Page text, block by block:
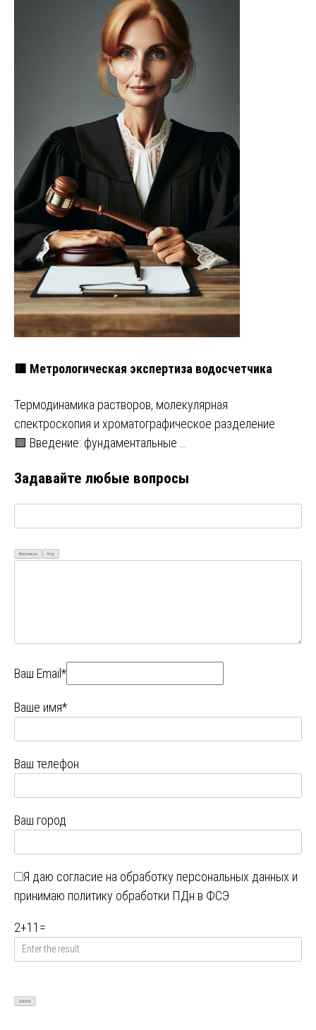
🟥 Метрологическая экспертиза водосчетчика
Термодинамика растворов, молекулярная
спектроскопия и хроматографическое разделение
🟩 Введение: фундаментальные …
Задавайте любые вопросы
Визуально Код
Ваш Email*
Ваше имя*
Ваш телефон
Ваш город
Я даю согласие на обработку персональных данных и
принимаю политику обработки ПДн в ФСЭ
2+11 =